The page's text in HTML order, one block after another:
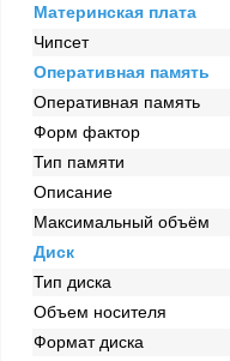
Материнская плата
Чипсет
Оперативная память
Оперативная память
Форм фактор
Тип памяти
Описание
Максимальный объём
Диск
Тип диска
Объем носителя
Формат диска